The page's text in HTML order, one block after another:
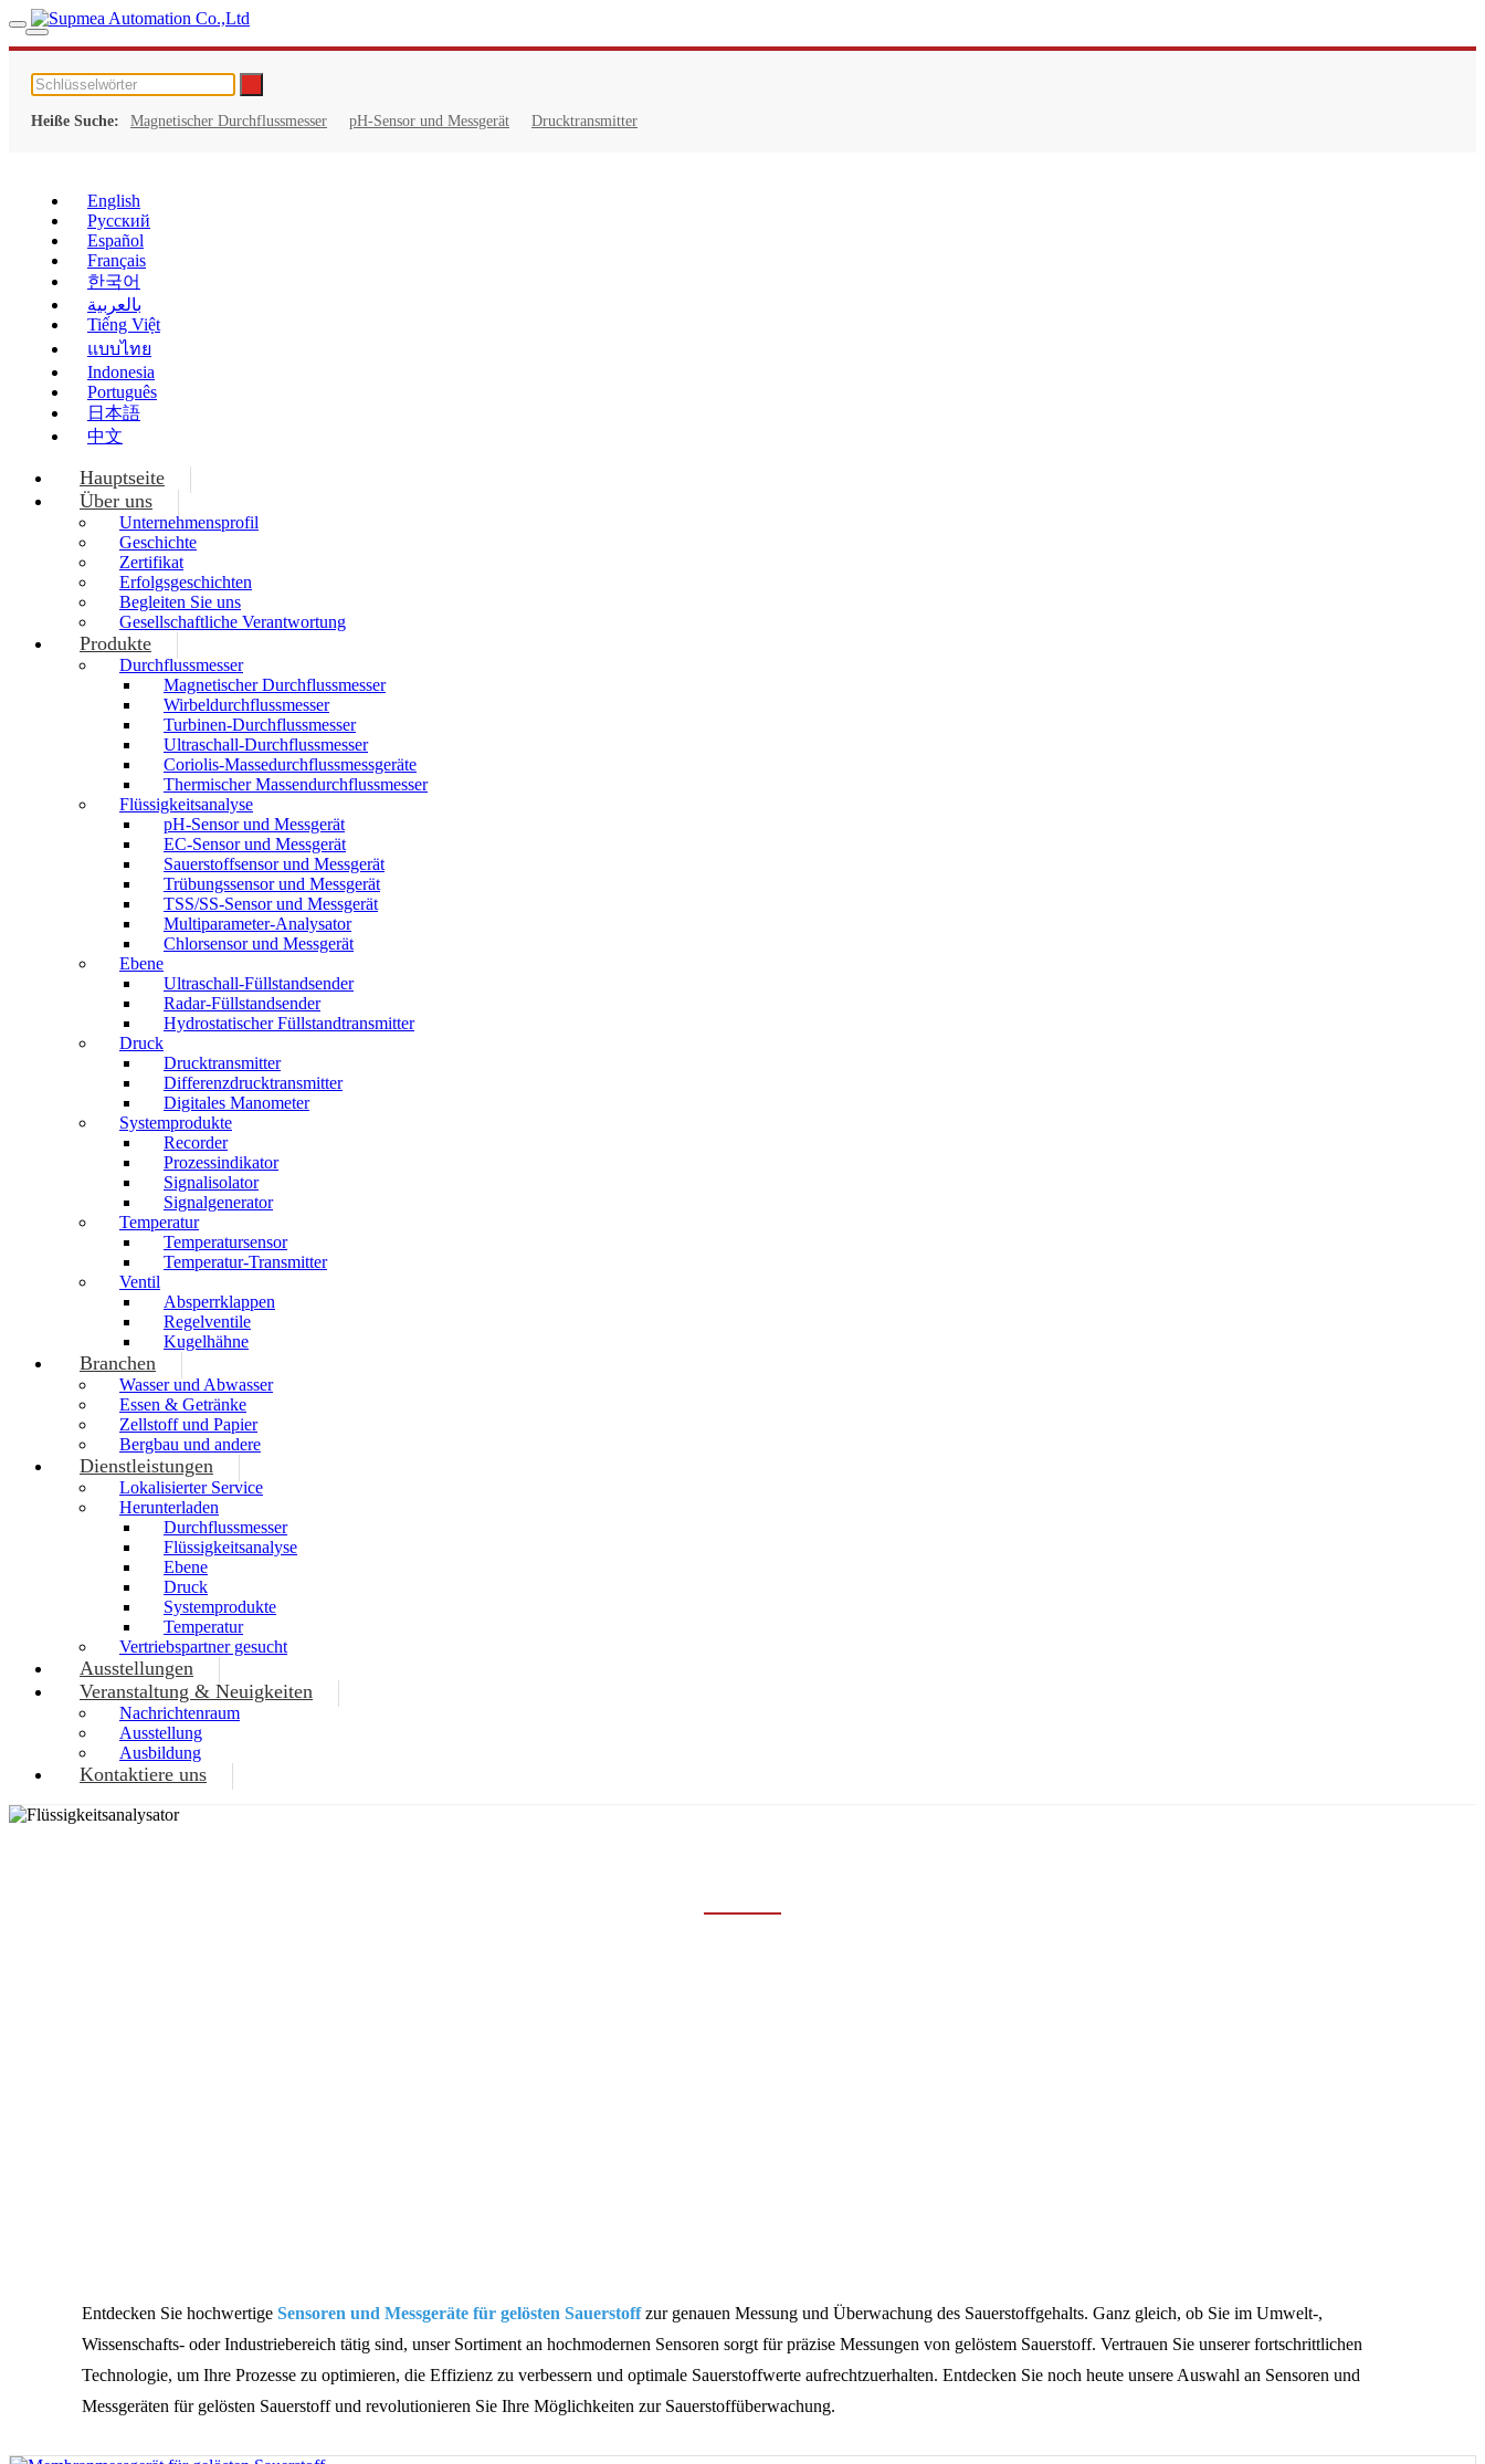
Heiße Suche: Magnetischer Durchflussmesser pH-Sensor und Messgerät Drucktransmitter
English
Русский
Español
Français
한국어
بالعربية
Tiếng Việt
แบบไทย
Indonesia
Português
日本語
中文
Hauptseite
Über uns
Unternehmensprofil
Geschichte
Zertifikat
Erfolgsgeschichten
Begleiten Sie uns
Gesellschaftliche Verantwortung
Produkte
Durchflussmesser
Magnetischer Durchflussmesser
Wirbeldurchflussmesser
Turbinen-Durchflussmesser
Ultraschall-Durchflussmesser
Coriolis-Massedurchflussmessgeräte
Thermischer Massendurchflussmesser
Flüssigkeitsanalyse
pH-Sensor und Messgerät
EC-Sensor und Messgerät
Sauerstoffsensor und Messgerät
Trübungssensor und Messgerät
TSS/SS-Sensor und Messgerät
Multiparameter-Analysator
Chlorsensor und Messgerät
Ebene
Ultraschall-Füllstandsender
Radar-Füllstandsender
Hydrostatischer Füllstandtransmitter
Druck
Drucktransmitter
Differenzdrucktransmitter
Digitales Manometer
Systemprodukte
Recorder
Prozessindikator
Signalisolator
Signalgenerator
Temperatur
Temperatursensor
Temperatur-Transmitter
Ventil
Absperrklappen
Regelventile
Kugelhähne
Branchen
Wasser und Abwasser
Essen & Getränke
Zellstoff und Papier
Bergbau und andere
Dienstleistungen
Lokalisierter Service
Herunterladen
Durchflussmesser
Flüssigkeitsanalyse
Ebene
Druck
Systemprodukte
Temperatur
Vertriebspartner gesucht
Ausstellungen
Veranstaltung & Neuigkeiten
Nachrichtenraum
Ausstellung
Ausbildung
Kontaktiere uns
Entdecken Sie hochwertigeSensoren und Messgeräte für gelösten Sauerstoffzur genauen Messung und Überwachung des Sauerstoffgehalts. Ganz gleich, ob Sie im Umwelt-,
Wissenschafts- oder Industriebereich tätig sind, unser Sortiment an hochmodernen Sensoren sorgt für präzise Messungen von gelöstem Sauerstoff. Vertrauen Sie unserer fortschrittlichen
Technologie, um Ihre Prozesse zu optimieren, die Effizienz zu verbessern und optimale Sauerstoffwerte aufrechtzuerhalten. Entdecken Sie noch heute unsere Auswahl an Sensoren und
Messgeräten für gelösten Sauerstoff und revolutionieren Sie Ihre Möglichkeiten zur Sauerstoffüberwachung.